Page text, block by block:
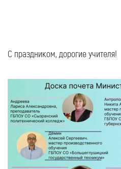
С праздником, дорогие учителя!